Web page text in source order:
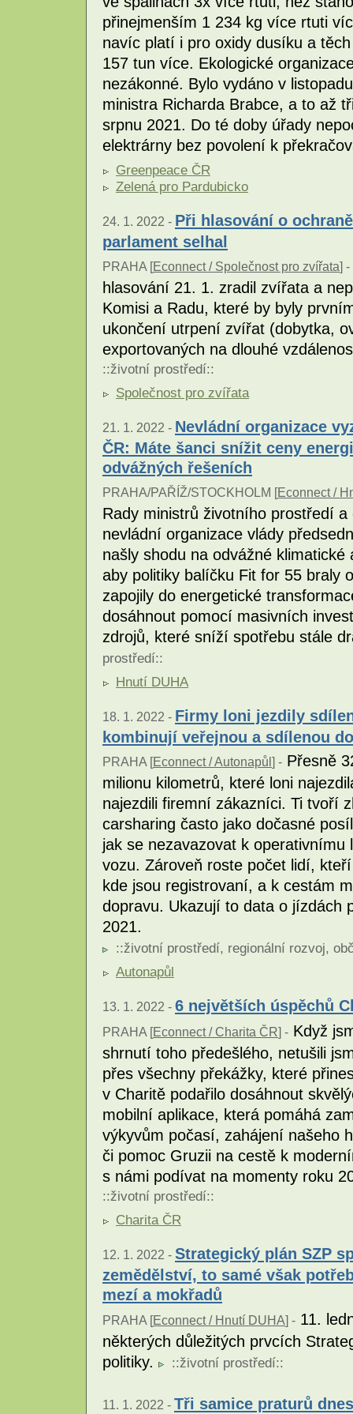
přinejmenším 1 234 kg více rtuti
navíc platí i pro oxidy dusíku a
157 tun více. Ekologické
nezákonné. Bylo vydáno v
ministra Richarda Brabce, a to až
srpnu 2021. Do té doby úřady
elektrárny bez povolení k
Greenpeace ČR
Zelená pro Pardubicko
24. 1. 2022 - Při hlasování o
parlament selhal
PRAHA [Econnect / Společnost pro zvířata] -
hlasování 21. 1. zradil zvířata a
Komisi a Radu, které by byly
ukončení utrpení zvířat (dobytka,
exportovaných na dlouhé
::životní prostředí::
Společnost pro zvířata
21. 1. 2022 - Nevládní organizace
ČR: Máte šanci snížit ceny
odvážných řešeních
PRAHA/PAŘÍŽ/STOCKHOLM [Econnect /
Rady ministrů životního prostředí
nevládní organizace vlády
našly shodu na odvážné
aby politiky balíčku Fit for 55 braly
zapojily do energetické
dosáhnout pomocí masivních
zdrojů, které sníží spotřebu stále
prostředí::
Hnutí DUHA
18. 1. 2022 - Firmy loni jezdily
kombinují veřejnou a sdílenou
PRAHA [Econnect / Autonapůl ] - Přesně
milionu kilometrů, které loni
najezdili firemní zákazníci. Ti tvoří
carsharing často jako dočasné
jak se nezavazovat k operativnímu
vozu. Zároveň roste počet lidí,
kde jsou registrovaní, a k cestám
dopravu. Ukazují to data o jízdách
2021.
::životní prostředí, regionální rozvoj,
Autonapůl
13. 1. 2022 - 6 největších úspěchů
PRAHA [Econnect / Charita ČR] - Když
shrnutí toho předešlého, netušili
přes všechny překážky, které
v Charitě podařilo dosáhnout
mobilní aplikace, která pomáhá
výkyvům počasí, zahájení našeho
či pomoc Gruzii na cestě k
s námi podívat na momenty roku
::životní prostředí::
Charita ČR
12. 1. 2022 - Strategický plán SZP
zemědělství, to samé však
mezí a mokřadů
PRAHA [Econnect / Hnutí DUHA] - 11.
některých důležitých prvcích
politiky.
::životní prostředí::
11. 1. 2022 - Tři samice praturů